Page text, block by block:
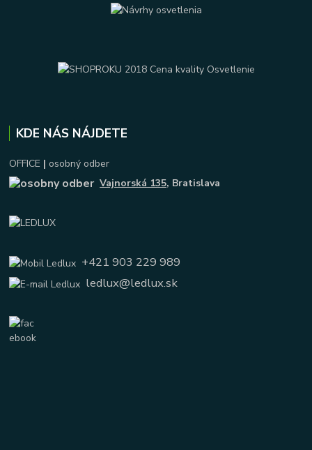
KDE NÁS NÁJDETE
OFFICE | osobný odber
Vajnorská 135, Bratislava
+421 903 229 989
ledlux@ledlux.sk